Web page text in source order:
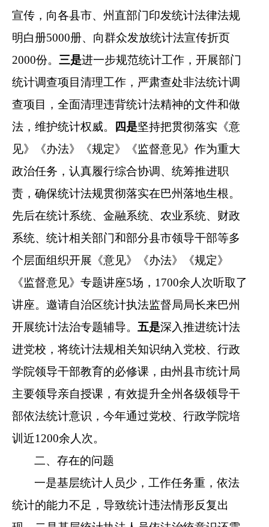
宣传， 向各县市、州直部门印发统计法律法规
明白册5000册、向群众发放统计法宣传折页
2000份。 三是进一步规范统计工作，开展部门
统计调查项目清理工作，严肃查处非法统计调
查项目，全面清理违背统计法精神的文件和做
法， 维护统计权威。 四是坚持把贯彻落实《意
见》《办法》《规定》
《监督意见》 作为重大
政治任务，认真履行综合协调、统筹推进职
责， 确保统计法规贯彻落实在巴州落地生根。
先后在统计系统、金融系统、农业系统、财政
系统、 统计相关部门和部分县市领导干部等多
个层面组织开展《意见》《办法》《规定》
《监督意见》 专题讲座5场 ， 1700余人次听取了
讲座。 邀请自治区统计执法监督局局长来巴州
开展统计法治专题辅导。 五是深入推进统计法
进党校， 将统计法规相关知识纳入党校、行政
学院领导干部教育的必修课 ， 由州县市统计局
主要领导亲自授课，有效提升全州各级领导干
部依法统计意识 ，今年通过党校、行政学院培
训近1200余 人 次。
二、存在的问题
一是基层统计人员少，工作任务重，依法
统计的能力不足，导致统计违法情形反复出